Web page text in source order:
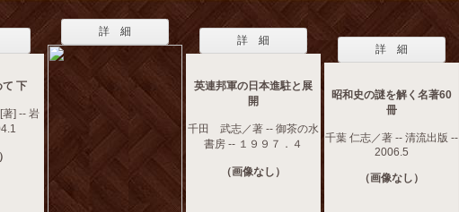
て 下
] -- 岩
詳 細
詳 細
英連邦軍の日本進駐と展
開
千田 武志／著 -- 御茶の水
書房 -- １９９７．４
（画像なし）
詳 細
昭和史の謎を解く名著60
冊
千葉 仁志／著 -- 清流出版 --
2006.5
（画像なし）